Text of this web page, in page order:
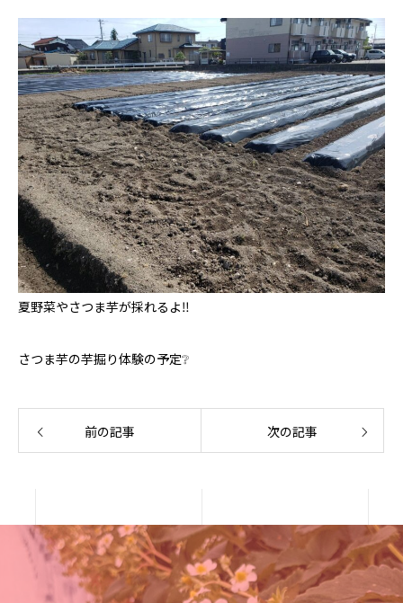
夏野菜やさつま芋が採れるよ‼️
さつま芋の芋掘り体験の予定❔
前の記事 次の記事